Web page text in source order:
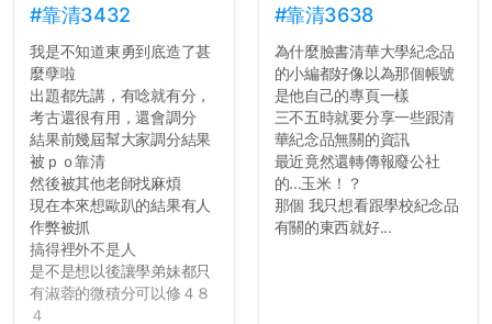
#靠清3432
我是不知道東勇到底造了甚
麼孽啦
出題都先講，有唸就有分，
考古還很有用，還會調分
結果前幾屆幫大家調分結果
被ｐｏ靠清
然後被其他老師找麻煩
現在本來想歐趴的結果有人
作弊被抓
搞得裡外不是人
是不是想以後讓學弟妹都只
有淑蓉的微積分可以修４８
４
#靠清3638
為什麼臉書清華大學紀念品
的小編都好像以為那個帳號
是他自己的專頁一樣
三不五時就要分享一些跟清
華紀念品無關的資訊
最近竟然還轉傳報廢公社
的...玉米！？
那個 我只想看跟學校紀念品
有關的東西就好...